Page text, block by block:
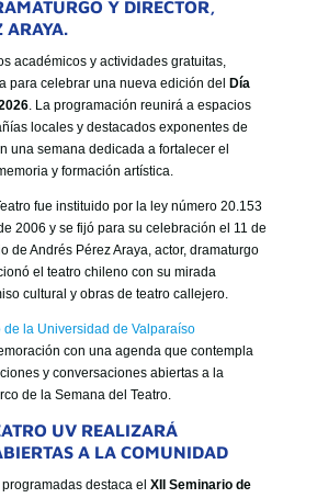
CORPORATIVOY DIRECTOR,
ARAYA.
académicos y actividades gratuitas,
para celebrar una nueva edición del
Día
. La programación reunirá a espacios
locales y destacados exponentes de
una semana dedicada a fortalecer el
y formación artística.
fue instituido por la ley número 20.153
2006 y se fijó para su celebración el 11 de
de Andrés Pérez Araya, actor, dramaturgo
el teatro chileno con su mirada
cultural y obras de teatro callejero.
de la Universidad de Valparaíso
con una agenda que contempla
y conversaciones abiertas a la
de la Semana del Teatro.
UV REALIZARÁ
A LA COMUNIDAD
destaca el XII Seminario de